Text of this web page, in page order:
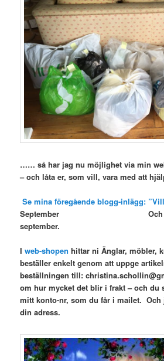
…… så har jag nu möjlighet via min
– och låta er, som vill, vara
Se mina föregående blogg-inlägg:
September
september.
Iweb-shopen hittar ni Änglar, möbler,
beställer enkelt genom att uppge
beställningen till:
om hur mycket det blir i frakt – och du
mitt konto-nr, som du får i mailet. Och
din adress.